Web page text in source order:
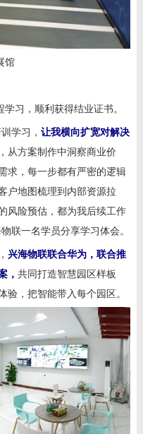
馆
习，顺利获得结业证书。
学习， 让我横向扩宽对解决
从方案制作中洞察商业价
求，每一步都有严密的逻辑
户地图梳理到内部资源拉
风险预估，都为我后续工作
联一名学员分享学习体会。
兴海物联联合华为，联合推
， 共同打造智慧园区样板
验，把智能带入每个园区。